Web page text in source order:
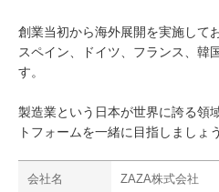
創業当初から海外展開を実施して
スペイン、ドイツ、フランス、韓
す。
製造業という日本が世界に誇る領
トフォームを一緒に目指しましょ
会社名 ZAZA株式会社